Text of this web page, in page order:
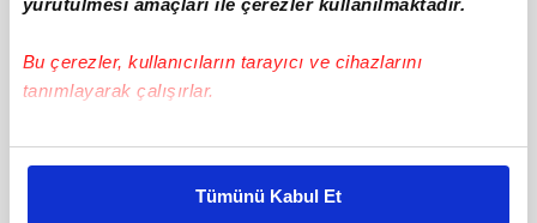
yürütülmesi amaçları ile çerezler kullanılmaktadır.
Bu çerezler, kullanıcıların tarayıcı ve cihazlarını
tanımlayarak çalışırlar.
Bu çerezlere izin vermeniz halinde sizlere özel
daha iyi reklam deneyimi yaşatabiliriz. Bunu yaparken
Tümünü Kabul Et
Carlos Queiroz | Gana